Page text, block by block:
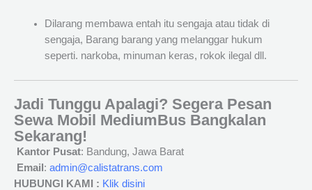
Dilarang membawa entah itu sengaja atau tidak di
sengaja, Barang barang yang melanggar hukum
seperti. narkoba, minuman keras, rokok ilegal dll.
Jadi Tunggu Apalagi? Segera Pesan
Sewa Mobil MediumBus Bangkalan
Sekarang!
Kantor Pusat: Bandung, Jawa Barat
Email : admin@calistatrans.com
HUBUNGI KAMI : Klik disini